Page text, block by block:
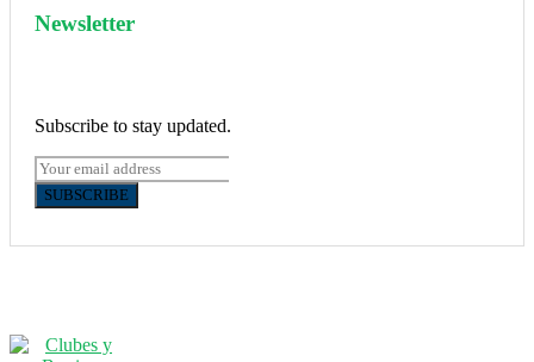
Newsletter
Subscribe to stay updated.
SUBSCRIBE